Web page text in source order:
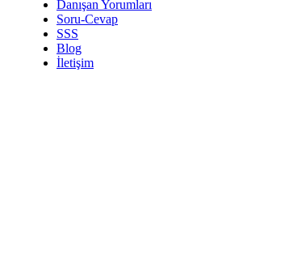
Danışan Yorumları
Soru-Cevap
SSS
Blog
İletişim